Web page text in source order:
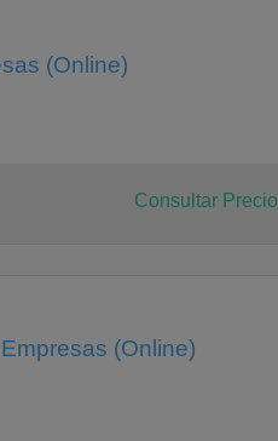
(Online)
Consultar Precio
(Online)